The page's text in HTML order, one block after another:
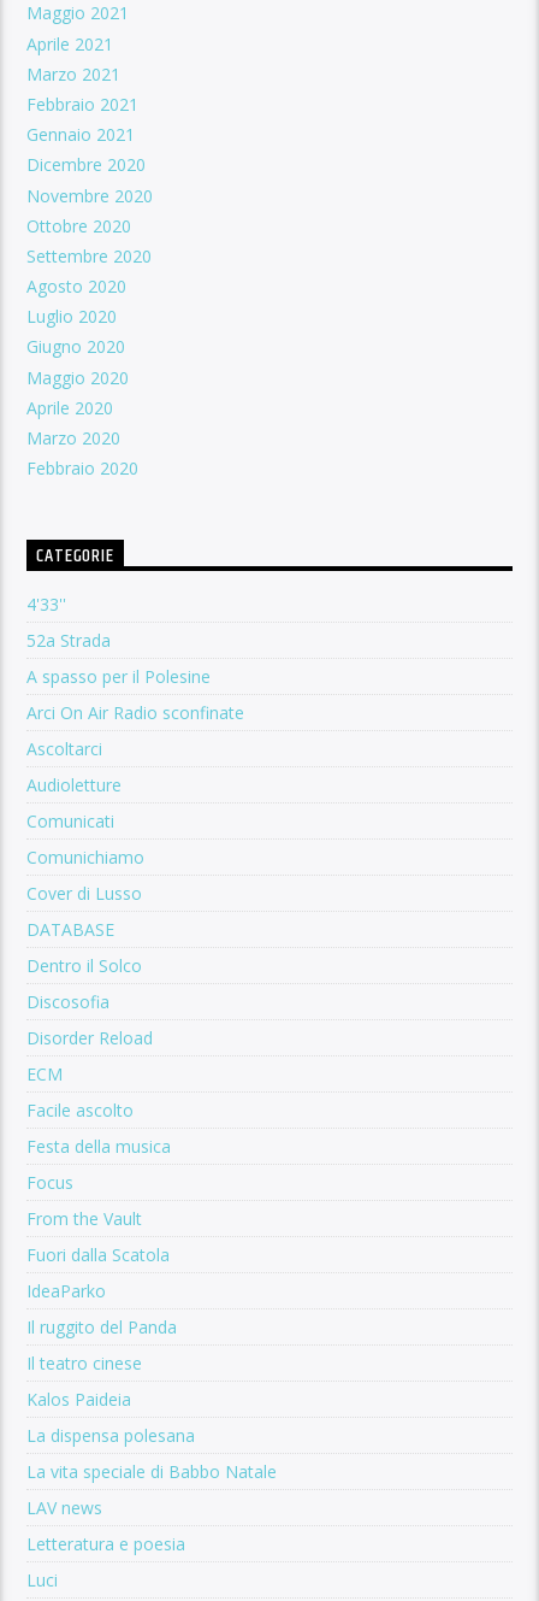
Maggio 2021
Aprile 2021
Marzo 2021
Febbraio 2021
Gennaio 2021
Dicembre 2020
Novembre 2020
Ottobre 2020
Settembre 2020
Agosto 2020
Luglio 2020
Giugno 2020
Maggio 2020
Aprile 2020
Marzo 2020
Febbraio 2020
CATEGORIE
4'33''
52a Strada
A spasso per il Polesine
Arci On Air Radio sconfinate
Ascoltarci
Audioletture
Comunicati
Comunichiamo
Cover di Lusso
DATABASE
Dentro il Solco
Discosofia
Disorder Reload
ECM
Facile ascolto
Festa della musica
Focus
From the Vault
Fuori dalla Scatola
IdeaParko
Il ruggito del Panda
Il teatro cinese
Kalos Paideia
La dispensa polesana
La vita speciale di Babbo Natale
LAV news
Letteratura e poesia
Luci